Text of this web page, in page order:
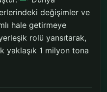
değişimler ve
hale getirmeye
rolü yansıtarak,
yaklaşık 1 milyon tona